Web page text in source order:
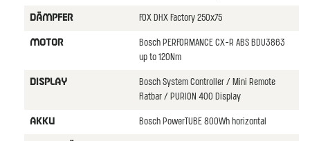
DäMPFER FOX DHX Factory 250x75
MOTOR
Bosch PERFORMANCE CX-R ABS BDU3863
up to 120Nm
DISPLAY
Bosch System Controller / Mini Remote
Flatbar / PURION 400 Display
AKKU Bosch PowerTUBE 800Wh horizontal